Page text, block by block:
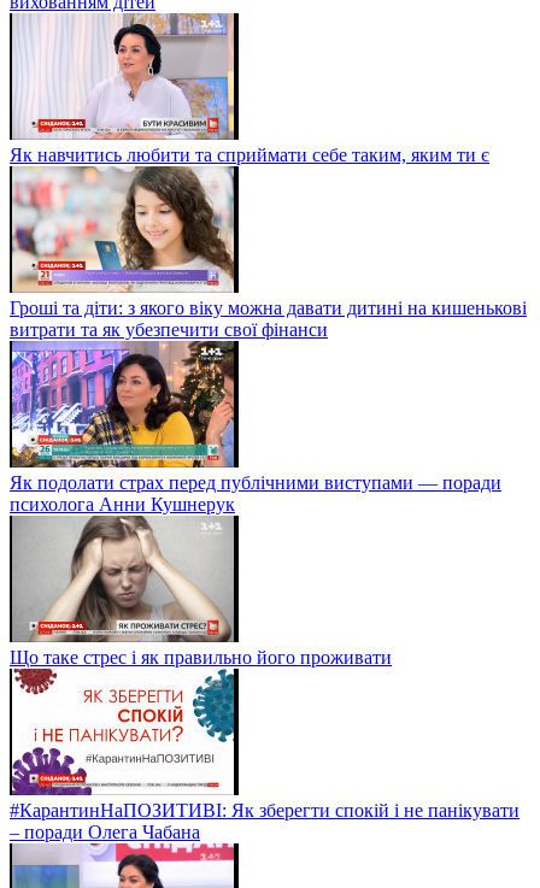
Як навчитись любити та сприймати себе таким, яким ти є
Гроші та діти: з якого віку можна давати дитині на кишенькові
витрати та як убезпечити свої фінанси
Як подолати страх перед публічними виступами — поради
психолога Анни Кушнерук
Що таке стрес і як правильно його проживати
#КарантинНаПОЗИТИВІ: Як зберегти спокій і не панікувати
– поради Олега Чабана